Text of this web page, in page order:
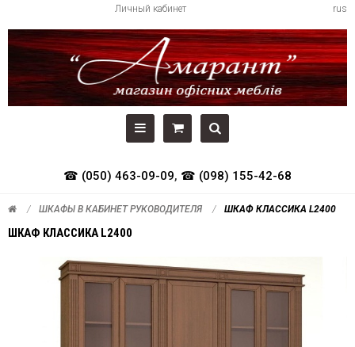
rus
Личный кабинет
☎ (050) 463-09-09, ☎ (098) 155-42-68
ШКАФЫ В КАБИНЕТ РУКОВОДИТЕЛЯ ШКАФ КЛАССИКА L2400
ШКАФ КЛАССИКА L2400